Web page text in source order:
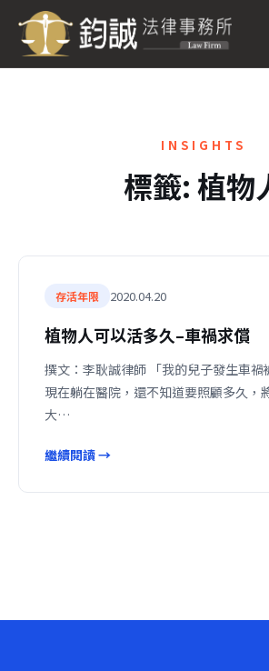
INSIGHTS
標籤:植物
存活年限 2020.04.20
植物人可以活多久–車禍求償
撰文：李耿誠律師 「我的兒子發生車禍
現在躺在醫院，還不知道要照顧多久，
大…
繼續閱讀 →